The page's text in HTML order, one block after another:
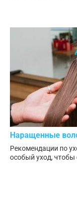
Наращенные
Рекомендации по
особый уход, чтобы